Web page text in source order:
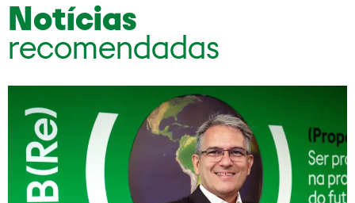
Notícias
recomendadas